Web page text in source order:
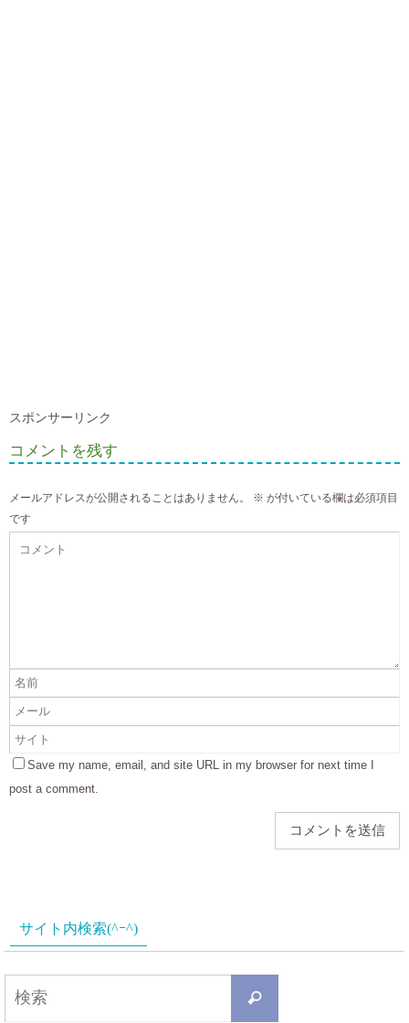
スポンサーリンク
コメントを残す
メールアドレスが公開されることはありません。 ※ が付いている欄は必須項目
です
Save my name, email, and site URL in my browser for next time I
post a comment.
サイト内検索(^ｰ^)
検